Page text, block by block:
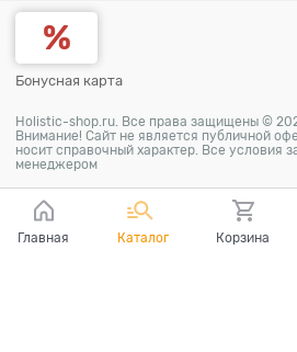
Бонусная карта
Holistic-shop.ru. Все права защищены ©
Внимание! Сайт не является публичной
носит справочный характер. Все условия
менеджером
Главная Каталог Корзина